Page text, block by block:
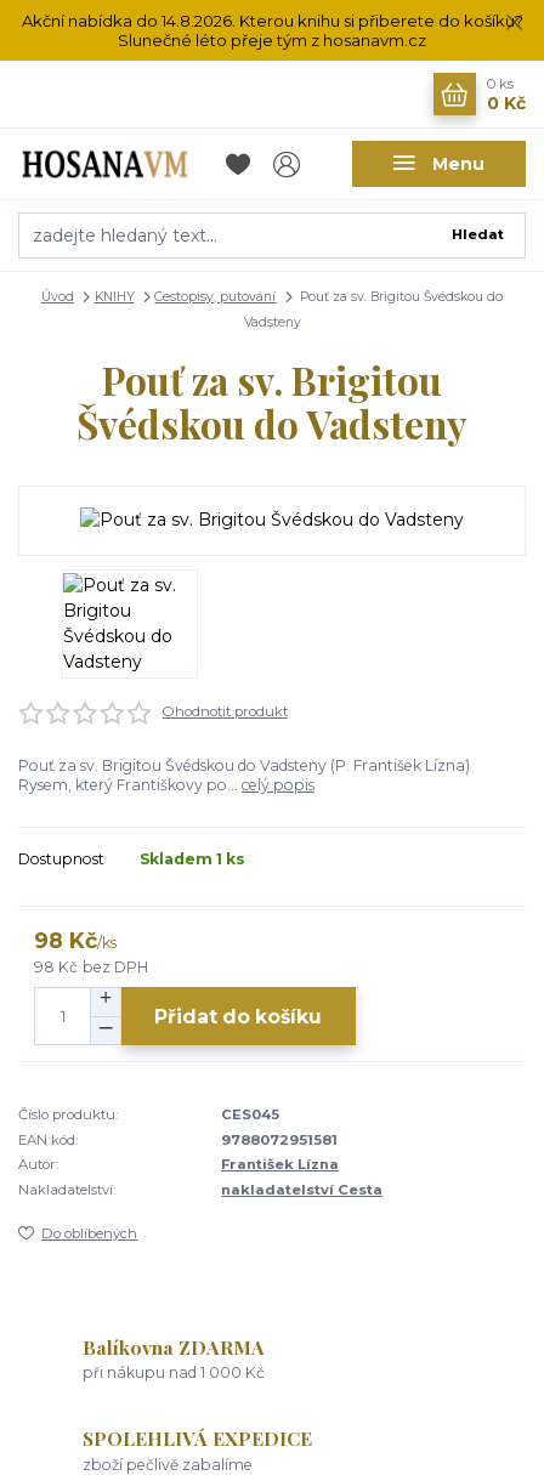
Akční nabídka do 14.8.2026. Kterou knihu si přiberete do košíku?
Slunečné léto přeje tým z hosanavm.cz
Menu
Hledat
0 ks
0 Kč
Úvod KNIHY Cestopisy, putování
Pouť za sv. Brigitou Švédskou do
Vadsteny
Pouť za sv. Brigitou
Švédskou do Vadsteny
Ohodnotit produkt
Pouť za sv. Brigitou Švédskou do Vadsteny (P. František Lízna)
Rysem, který Františkovy po... celý popis
Dostupnost Skladem 1 ks
98 Kč/ks
98 Kč bez DPH
Přidat do košíku
Číslo produktu:
CES045
EAN kód:
9788072951581
Autor:
František Lízna
Nakladatelství:
nakladatelství Cesta
Do oblíbených
Balíkovna ZDARMA
při nákupu nad 1 000 Kč
SPOLEHLIVÁ EXPEDICE
zboží pečlivě zabalíme